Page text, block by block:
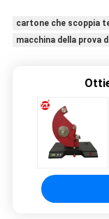
cartone che scoppia
macchina della prova